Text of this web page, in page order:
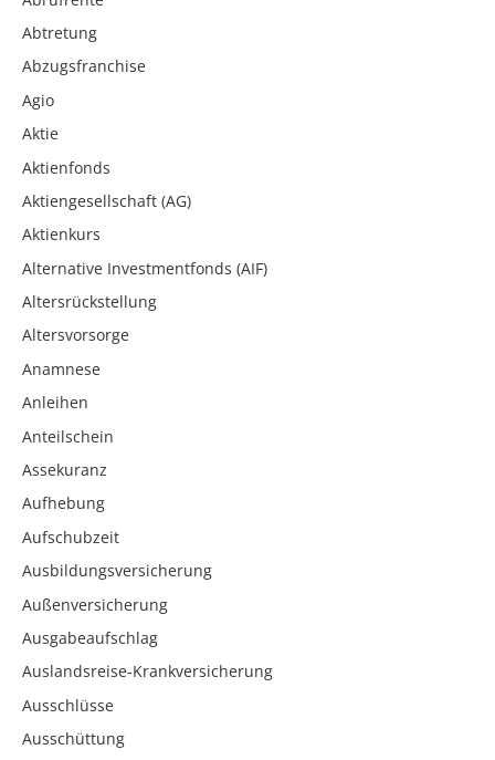
Abtretung
Abzugsfranchise
Agio
Aktie
Aktienfonds
Aktiengesellschaft (AG)
Aktienkurs
Alternative Investmentfonds (AIF)
Altersrückstellung
Altersvorsorge
Anamnese
Anleihen
Anteilschein
Assekuranz
Aufhebung
Aufschubzeit
Ausbildungsversicherung
Außenversicherung
Ausgabeaufschlag
Auslandsreise-Krankversicherung
Ausschlüsse
Ausschüttung